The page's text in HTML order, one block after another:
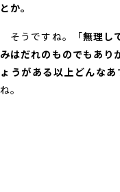
とか。
そうですね。「無理し
みはだれのものでもあり
ょうがある以上どんな
ね。